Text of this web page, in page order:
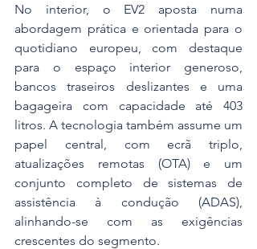
No interior, o EV2 aposta numa
abordagem prática e orientada para o
quotidiano europeu, com destaque
para o espaço interior generoso,
bancos traseiros deslizantes e uma
bagageira com capacidade até 403
litros. A tecnologia também assume um
papel central, com ecrã triplo,
atualizações remotas (OTA) e um
conjunto completo de sistemas de
assistência à condução (ADAS),
alinhando-se com as exigências
crescentes do segmento.